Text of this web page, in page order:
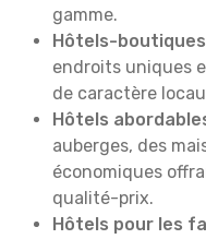
gamme.
Hôtels-
endroits uniques
de caractère
Hôtels
auberges, des
économiques
qualité-prix.
Hôtels pour les